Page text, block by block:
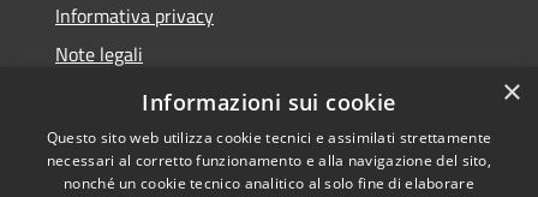
Informativa privacy
Note legali
Dichiarazione di accessibilità
×
Informazioni sui cookie
Questo sito web utilizza cookie tecnici e assimilati strettamente
necessari al corretto funzionamento e alla navigazione del sito,
nonché un cookie tecnico analitico al solo fine di elaborare